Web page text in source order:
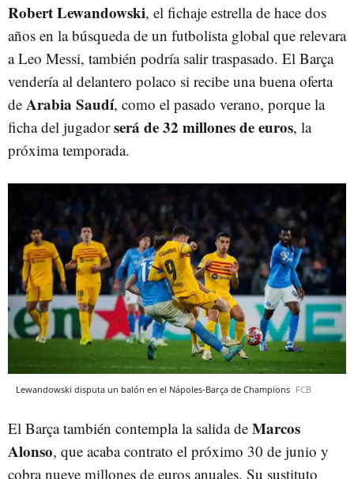
Robert Lewandowski, el fichaje estrella de hace dos
años en la búsqueda de un futbolista global que relevara
a Leo Messi, también podría salir traspasado. El Barça
vendería al delantero polaco si recibe una buena oferta
de Arabia Saudí, como el pasado verano, porque la
ficha del jugadorserá de 32 millones de euros, la
próxima temporada.
Lewandowski disputa un balón en el Nápoles-Barça de Champions FCB
El Barça también contempla la salida de Marcos
Alonso, que acaba contrato el próximo 30 de junio y
cobra nueve millones de euros anuales. Su sustituto